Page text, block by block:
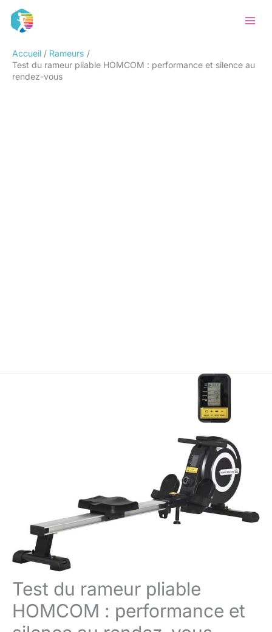
Accueil
Rameurs
Test du rameur pliable HOMCOM : performance et silence au
rendez-vous
Test du rameur pliable
HOMCOM : performance et
Rechercher